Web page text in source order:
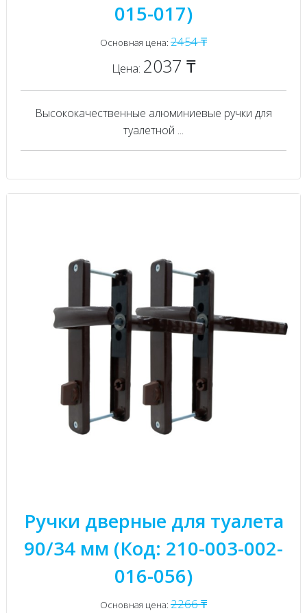
015-017)
Основная цена: 2454 ₸
Цена: 2037 ₸
Высококачественные алюминиевые ручки для
туалетной ...
Ручки дверные для туалета
90/34 мм (Код: 210-003-002-
016-056)
Основная цена: 2266 ₸